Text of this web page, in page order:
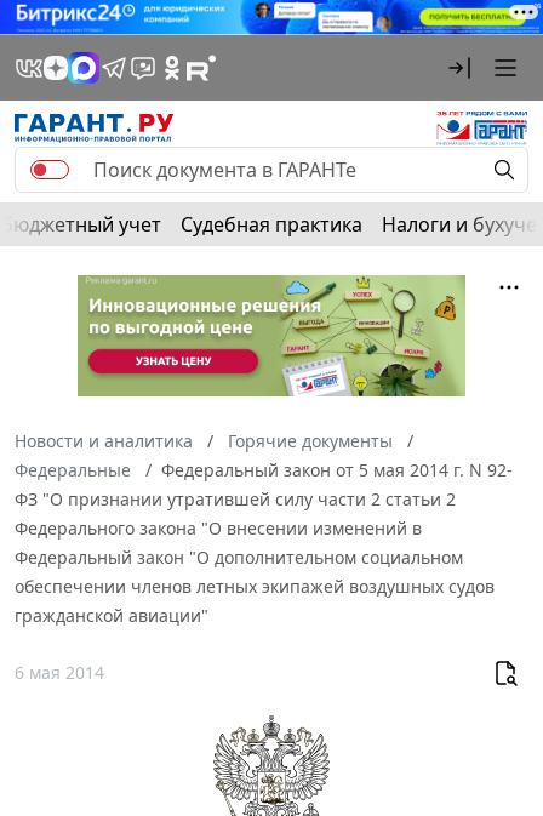
Бюджетный учет Судебная практика Налоги и
Новости и аналитика
Горячие документы
Федеральные
Федеральный закон от 5 мая 2014 г. N 92-
ФЗ "О признании утратившей силу части 2 статьи 2
Федерального закона "О внесении изменений в
Федеральный закон "О дополнительном социальном
обеспечении членов летных экипажей воздушных судов
гражданской авиации"
6 мая 2014